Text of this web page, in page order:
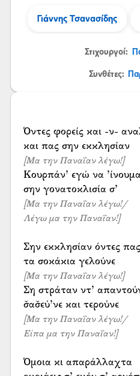
Γιάννης Τσανασίδης
Στιχουργοί:
Συνθέτες:
Όντες φορείς και -ν-
[Μα την Παναΐαν λέγω!]
Κουρπάν’ εγώ να
[Μα την Παναΐαν λέγω!/
Λέγω μα την Παναΐαν!]
Σην εκκλησίαν όντες πας
τα σοκάκια γελούνε
[Μα την Παναΐαν λέγω!]
Ση στράταν ντ’
σ̌ασ̌εύ’νε και τερούνε
[Μα την Παναΐαν λέγω!/
Είπα μα την Παναΐαν!]
Όμοια κι απαράλλαχτα